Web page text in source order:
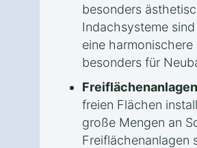
besonders
Indachsysteme
eine
besonders für
freien Flächen
große Mengen an
Freiflächenanlagen